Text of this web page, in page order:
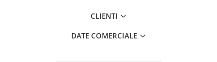
CLIENTI
DATE COMERCIALE